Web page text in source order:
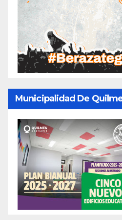
Municipalidad De